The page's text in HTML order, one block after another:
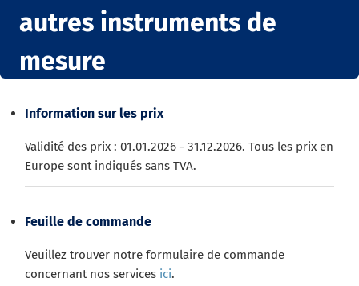
autres instruments de
mesure
Information sur les prix
Validité des prix : 01.01.2026 - 31.12.2026. Tous les prix en
Europe sont indiqués sans TVA.
Feuille de commande
Veuillez trouver notre formulaire de commande
concernant nos services ici.